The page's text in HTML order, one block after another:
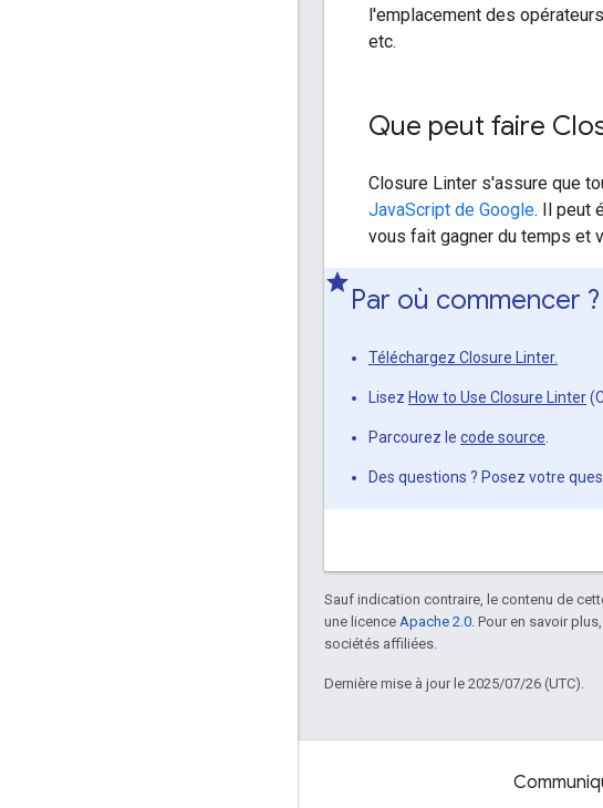
l'emplacement des
etc.
Que peut faire
Closure Linter s'assure que
JavaScript de Google. Il peut
vous fait gagner du temps et
Par où commencer ?
Téléchargez Closure Linter.
Lisez How to Use Closure Linter
Parcourez le code source
Des questions ? Posez votre
Sauf indication contraire, le contenu de
une licence Apache 2.0. Pour en savoir
sociétés affiliées.
Dernière mise à jour le 2025/07/26 (UTC).